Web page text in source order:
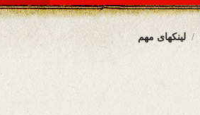
لینکهای مهم